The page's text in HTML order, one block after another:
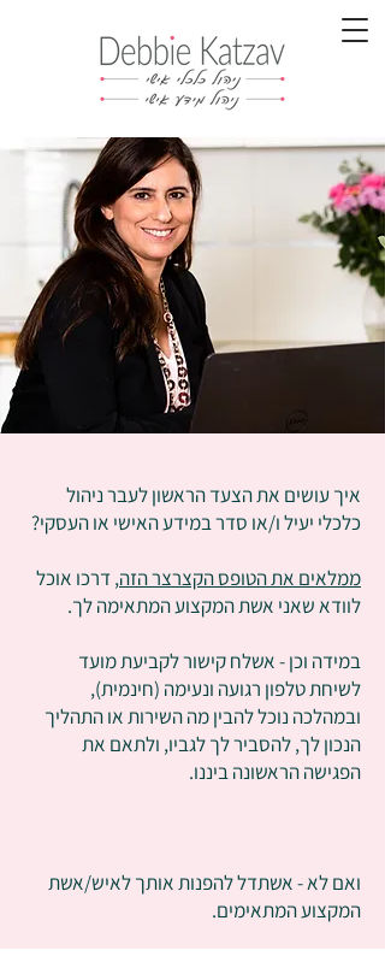
איך עושים את הצעד הראשון לעבר ניהול
כלכלי יעיל ו/או סדר במידע האישי או העסקי?
ממלאים את הטופס הקצרצר הזה, דרכו אוכל
לוודא שאני אשת המקצוע המתאימה לך.
במידה וכן - אשלח קישור לקביעת מועד
לשיחת טלפון רגועה ונעימה (חינמית),
ובמהלכה נוכל להבין מה השירות או התהליך
הנכון לך, להסביר לך לגביו, ולתאם את
הפגישה הראשונה ביננו.
ואם לא - אשתדל להפנות אותך לאיש/אשת
המקצוע המתאימים.